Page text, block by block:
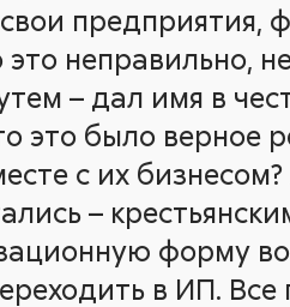
предприятия,
неправильно,
– дал имя в
это было верное
с их
–
форму
в ИП. Все